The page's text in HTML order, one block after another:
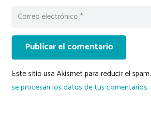
Publicar el comentario
Este sitio usa Akismet para reducir el spam.
se procesan los datos de tus comentarios.